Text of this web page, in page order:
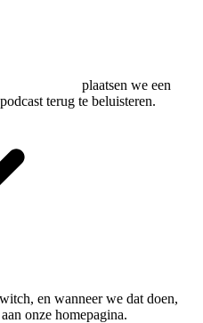
plaatsen we een
terug te beluisteren.
en wanneer we dat doen,
onze homepagina.